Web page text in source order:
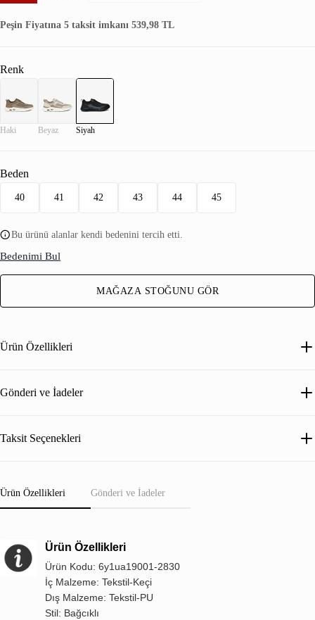
Peşin Fiyatına 5 taksit imkanı 539,98 TL
Renk
Haki Beyaz Siyah
Beden
40 41 42 43 44 45
Bu ürünü alanlar kendi bedenini tercih etti.
Bedenimi Bul
MAĞAZA STOĞUNU GÖR
Ürün Özellikleri
Gönderi ve İadeler
Taksit Seçenekleri
Ürün Özellikleri Gönderi ve İadeler
Ürün Özellikleri
Ürün Kodu: 6y1ua19001-2830
İç Malzeme: Tekstil-Keçi
Dış Malzeme: Tekstil-PU
Stil: Bağcıklı